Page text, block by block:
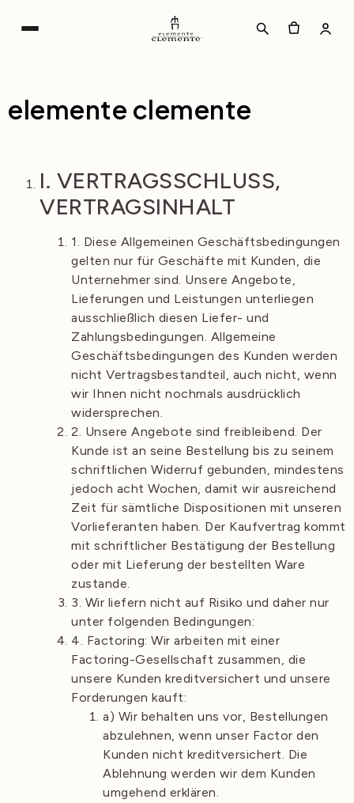
elemente clemente
I. VERTRAGSSCHLUSS,
VERTRAGSINHALT
1. Diese Allgemeinen Geschäftsbedingungen
gelten nur für Geschäfte mit Kunden, die
Unternehmer sind. Unsere Angebote,
Lieferungen und Leistungen unterliegen
ausschließlich diesen Liefer- und
Zahlungsbedingungen. Allgemeine
Geschäftsbedingungen des Kunden werden
nicht Vertragsbestandteil, auch nicht, wenn
wir Ihnen nicht nochmals ausdrücklich
widersprechen.
2. Unsere Angebote sind freibleibend. Der
Kunde ist an seine Bestellung bis zu seinem
schriftlichen Widerruf gebunden, mindestens
jedoch acht Wochen, damit wir ausreichend
Zeit für sämtliche Dispositionen mit unseren
Vorlieferanten haben. Der Kaufvertrag kommt
mit schriftlicher Bestätigung der Bestellung
oder mit Lieferung der bestellten Ware
zustande.
3. Wir liefern nicht auf Risiko und daher nur
unter folgenden Bedingungen:
4. Factoring: Wir arbeiten mit einer
Factoring-Gesellschaft zusammen, die
unsere Kunden kreditversichert und unsere
Forderungen kauft:
a) Wir behalten uns vor, Bestellungen
abzulehnen, wenn unser Factor den
Kunden nicht kreditversichert. Die
Ablehnung werden wir dem Kunden
umgehend erklären.